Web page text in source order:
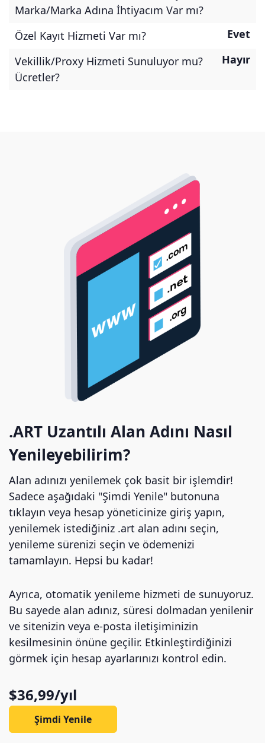
Marka/Marka Adına İhtiyacım Var mı?
Özel Kayıt Hizmeti Var mı?
Evet
Vekillik/Proxy Hizmeti Sunuluyor mu?
Ücretler?
Hayır
.ART Uzantılı Alan Adını Nasıl
Yenileyebilirim?
Alan adınızı yenilemek çok basit bir işlemdir!
Sadece aşağıdaki "Şimdi Yenile" butonuna
tıklayın veya hesap yöneticinize giriş yapın,
yenilemek istediğiniz .art alan adını seçin,
yenileme sürenizi seçin ve ödemenizi
tamamlayın. Hepsi bu kadar!
Ayrıca, otomatik yenileme hizmeti de sunuyoruz.
Bu sayede alan adınız, süresi dolmadan yenilenir
ve sitenizin veya e-posta iletişiminizin
kesilmesinin önüne geçilir. Etkinleştirdiğinizi
görmek için hesap ayarlarınızı kontrol edin.
$36,99/yıl
Şimdi Yenile